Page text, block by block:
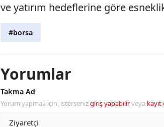
ve yatırım hedeflerine göre
#borsa
Yorumlar
Takma Ad
Yorum yapmak için, istersenizgiriş yapabilirveya